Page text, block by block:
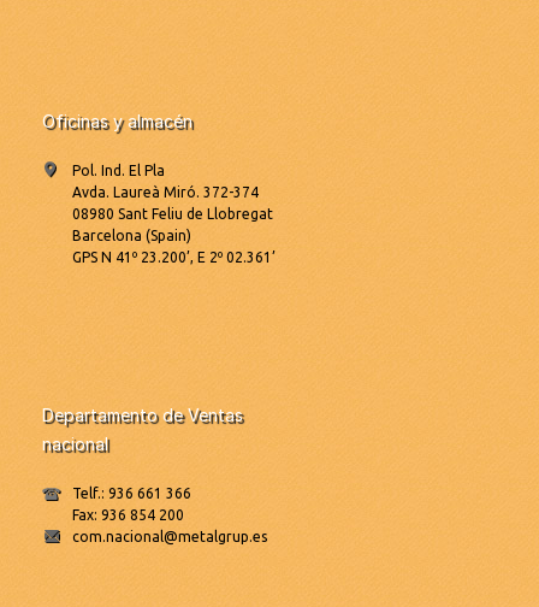
Oficinas y almacén
Pol. Ind. El Pla
Avda. Laureà Miró. 372-374
08980 Sant Feliu de Llobregat
Barcelona (Spain)
GPS N 41º 23.200’, E 2º 02.361’
Departamento de Ventas
nacional
Telf.: 936 661 366
Fax: 936 854 200
com.nacional@metalgrup.es